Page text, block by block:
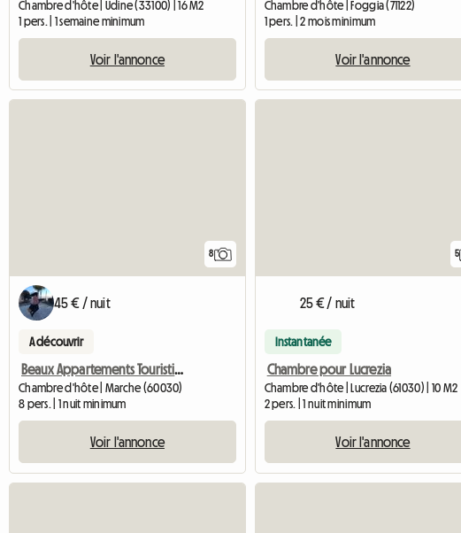
Chambre d'hôte | Udine (33100) | 16 M2
1 pers. | 1 semaine minimum
Voir l'annonce
Chambre d'hôte | Foggia (71122)
1 pers. | 2 mois minimum
Voir l'annonce
8
45 € / nuit
A découvrir
Beaux Appartements Touristiques
Chambre d'hôte | Marche (60030)
8 pers. | 1 nuit minimum
Voir l'annonce
5
25 € / nuit
Instantanée
Chambre pour Lucrezia
Chambre d'hôte | Lucrezia (61030) | 10 M2
2 pers. | 1 nuit minimum
Voir l'annonce